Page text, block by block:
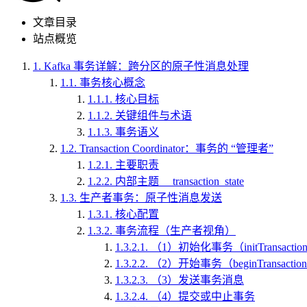
文章目录
站点概览
1. Kafka 事务详解：跨分区的原子性消息处理
1.1. 事务核心概念
1.1.1. 核心目标
1.1.2. 关键组件与术语
1.1.3. 事务语义
1.2. Transaction Coordinator：事务的 “管理者”
1.2.1. 主要职责
1.2.2. 内部主题 __transaction_state
1.3. 生产者事务：原子性消息发送
1.3.1. 核心配置
1.3.2. 事务流程（生产者视角）
1.3.2.1.
（1）初始化事务（
1.3.2.2.
（2）开始事务（
1.3.2.3.
（3）发送事务消息
1.3.2.4.
（4）提交或中止事务